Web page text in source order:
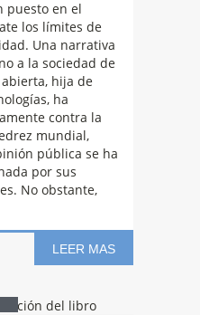
puesto en el
los límites de
Una narrativa
a la sociedad de
hija de
ha
contra la
mundial,
pública se ha
por sus
No obstante,
LEER MAS
TURAN: